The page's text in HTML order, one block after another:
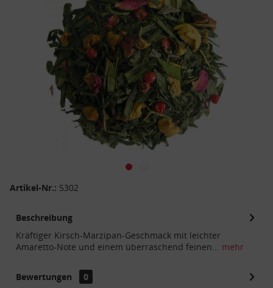
Artikel-Nr.: 5302
Beschreibung
Kräftiger Kirsch-Marzipan-Geschmack mit leichter
Amaretto-Note und einem überraschend feinen... mehr
Bewertungen
0